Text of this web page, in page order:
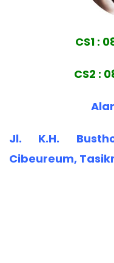
CS1 :
CS2 :
Jl. K.H.
Cibeureum,